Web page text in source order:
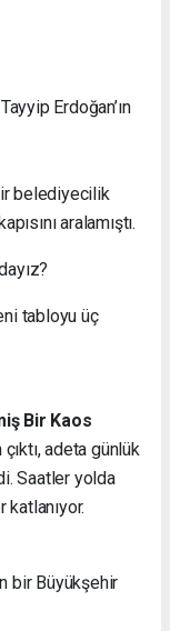
Erdoğan’ın
belediyecilik
aralamıştı.
tabloyu üç
Bir Kaos
adeta günlük
Saatler yolda
bir Büyükşehir